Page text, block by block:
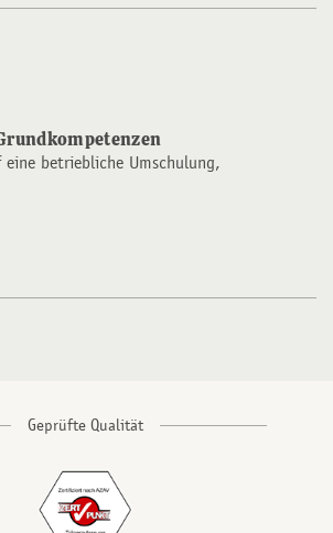
betriebliche Umschulung,